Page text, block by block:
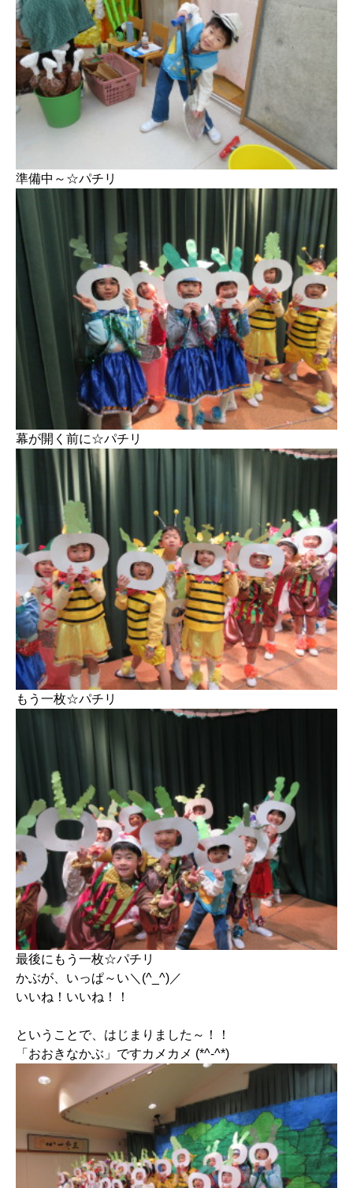
準備中～☆パチリ
幕が開く前に☆パチリ
もう一枚☆パチリ
最後にもう一枚☆パチリ
かぶが、いっぱ～い＼(^_^)／
いいね！いいね！！
ということで、はじまりました～！！
「おおきなかぶ」ですカメカメ (*^-^*)